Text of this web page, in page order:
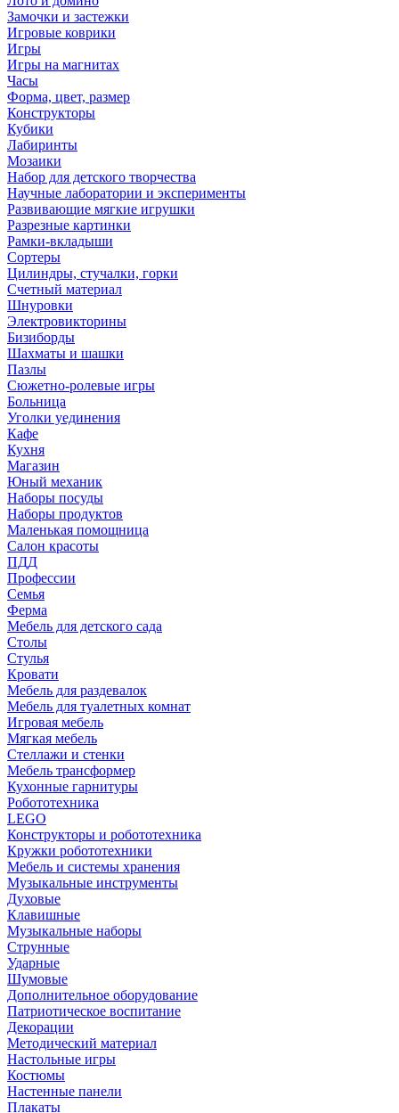
Замочки и застежки
Игровые коврики
Игры
Игры на магнитах
Часы
Форма, цвет, размер
Конструкторы
Кубики
Лабиринты
Мозаики
Набор для детского творчества
Научные лаборатории и эксперименты
Развивающие мягкие игрушки
Разрезные картинки
Рамки-вкладыши
Сортеры
Цилиндры, стучалки, горки
Счетный материал
Шнуровки
Электровикторины
Бизиборды
Шахматы и шашки
Пазлы
Сюжетно-ролевые игры
Больница
Уголки уединения
Кафе
Кухня
Магазин
Юный механик
Наборы посуды
Наборы продуктов
Маленькая помощница
Салон красоты
ПДД
Профессии
Семья
Ферма
Мебель для детского сада
Столы
Cтулья
Кровати
Мебель для раздевалок
Мебель для туалетных комнат
Игровая мебель
Мягкая мебель
Стеллажи и стенки
Мебель трансформер
Кухонные гарнитуры
Робототехника
LEGO
Конструкторы и робототехника
Кружки робототехники
Мебель и системы хранения
Музыкальные инструменты
Духовые
Клавишные
Музыкальные наборы
Струнные
Ударные
Шумовые
Дополнительное оборудование
Патриотическое воспитание
Декорации
Методический материал
Настольные игры
Костюмы
Настенные панели
Плакаты